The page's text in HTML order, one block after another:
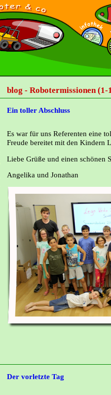
blog - Robotermissionen (1-
Ein toller Abschluss
Es war für uns Referenten eine
Freude bereitet mit den Kindern
Liebe Grüße und einen schönen
Angelika und Jonathan
Der vorletzte Tag